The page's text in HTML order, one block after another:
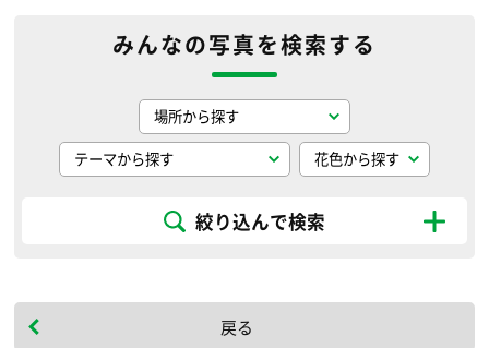
みんなの写真を検索する
絞り込んで検索
戻る